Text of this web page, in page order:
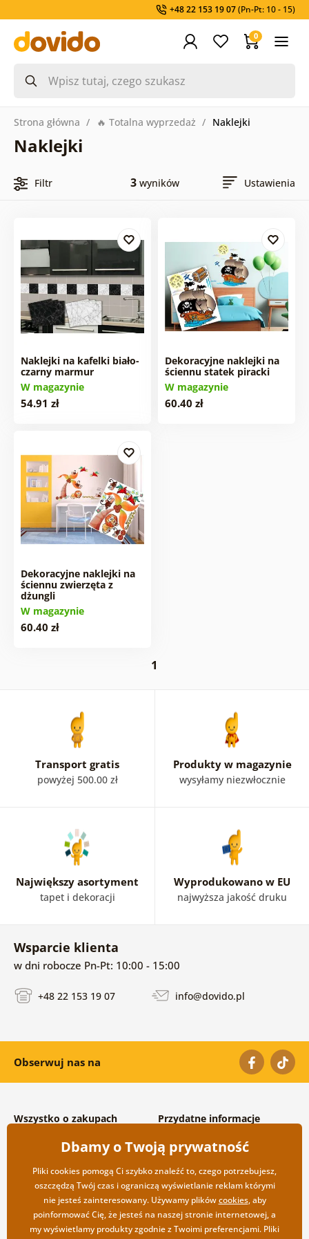
+48 22 153 19 07(Pn-Pt: 10 - 15)
0
Strona główna 🔥 Totalna wyprzedaż Naklejki
Naklejki
Filtr 3wyników Ustawienia
Naklejki na kafelki biało-
czarny marmur
W magazynie
54.91 zł
Dekoracyjne naklejki na
ściennu statek piracki
W magazynie
60.40 zł
Dekoracyjne naklejki na
ściennu zwierzęta z
dżungli
W magazynie
60.40 zł
1
Transport gratis
powyżej 500.00 zł
Produkty w magazynie
wysyłamy niezwłocznie
Największy asortyment
tapet i dekoracji
Wyprodukowano w EU
najwyższa jakość druku
Wsparcie klienta
w dni robocze Pn-Pt: 10:00 - 15:00
+48 22 153 19 07 info@dovido.pl
Obserwuj nas na
Wszystko o zakupach
Warunki handlowe i
reklamacyjne
Prywatność
Opcje wysyłki i płatności
Zwrot towarów
Przydatne informacje
Często zadawane pytania
Kontakt
Współpraca hurtowa
Dbamy o Twoją prywatność
Pliki cookies pomogą Ci szybko znaleźć to, czego potrzebujesz,
oszczędzą Twój czas i ograniczą wyświetlanie reklam którymi
nie jesteś zainteresowany. Używamy plikówcookies, aby
poinformować Cię, że jesteś na naszej stronie internetowej, a
my wyświetlamy produkty zgodnie z Twoimi preferencjami. Pliki